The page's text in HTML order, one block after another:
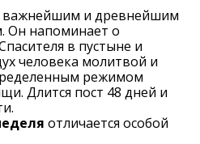
важнейшим и древнейшим
Он напоминает о
в пустыне и
человека молитвой и
режимом
Длится пост 48 дней и
отличается особой